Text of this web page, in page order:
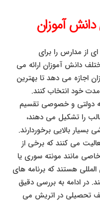
آموزان
از مدارس را برای
دانش آموزان ارائه می
اجازه می دهد تا بهترین
خود انتخاب کنند.
دولتی و خصوصی تقسیم
را تشکیل می دهند،
بسیار بالایی برخوردارند.
می کنند که برخی از
مانند مونته سوری یا
هستند که برنامه های
در ادامه به بررسی دقیق
تحصیلی در اتریش می